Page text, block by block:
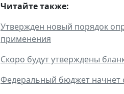
Читайте также:
Утвержден новый порядок
применения
Скоро будут утверждены
Федеральный бюджет